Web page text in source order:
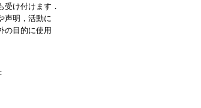
け付けます．
声明，活動に
の目的に使用